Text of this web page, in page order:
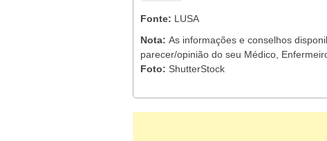
Fonte: LUSA
Nota: As informações e conselhos
parecer/opinião do seu Médico,
Foto: ShutterStock